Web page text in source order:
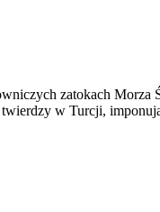
zatokach
w Turcji,